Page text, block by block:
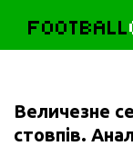
FOOTBALL
Величезне
стовпів.